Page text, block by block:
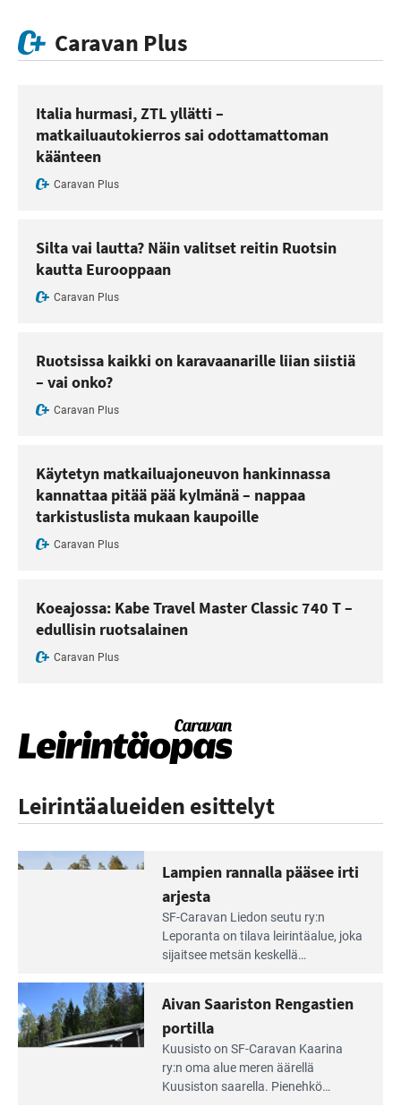
Caravan Plus
Italia hurmasi, ZTL yllätti –
matkailuautokierros sai odottamattoman
käänteen
Caravan Plus
Silta vai lautta? Näin valitset reitin Ruotsin
kautta Eurooppaan
Caravan Plus
Ruotsissa kaikki on karavaanarille liian siistiä
– vai onko?
Caravan Plus
Käytetyn matkailuajoneuvon hankinnassa
kannattaa pitää pää kylmänä – nappaa
tarkistuslista mukaan kaupoille
Caravan Plus
Koeajossa: Kabe Travel Master Classic 740 T –
edullisin ruotsalainen
Caravan Plus
Leirintäalueiden esittelyt
rannalla
pääsee
irti
arjesta
Lampien rannalla pääsee irti
arjesta
SF-Caravan Liedon seutu ry:n
Leporanta on tilava leirintäalue, joka
sijaitsee metsän kes­kellä
tarjoaa ympäris­töineen kauniit
maisemat ja loistavat virkistäytymis­
mahdollisuudet.
Lue
Aivan Saariston Rengastien
portilla
Kuusisto on SF-Caravan Kaarina
ry:n oma alue meren äärellä
Kuusiston saarella. Pie­nehkö